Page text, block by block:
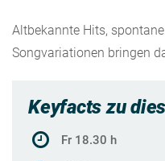
Altbekannte Hits,
Songvariationen bringen
Keyfacts zu
Fr 18.30 h